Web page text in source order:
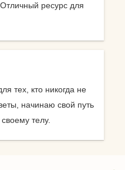
ресурс для
тех, кто никогда не
начинаю свой путь
телу.